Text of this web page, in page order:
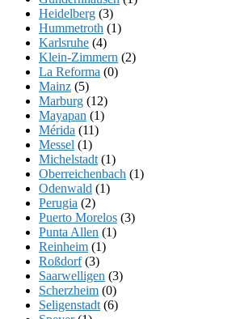
Heidelberg (3)
Hummetroth (1)
Karlsruhe (4)
Klein-Zimmern (2)
La Reforma (0)
Mainz (5)
Marburg (12)
Mayapan (1)
Mérida (11)
Messel (1)
Michelstadt (1)
Oberreichenbach (1)
Odenwald (1)
Perugia (2)
Puerto Morelos (3)
Punta Allen (1)
Reinheim (1)
Roßdorf(3)
Saarwelligen (3)
Scherzheim (0)
Seligenstadt (6)